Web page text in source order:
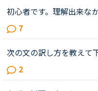
初心者です。理解出来な
out Gabriella's birthday
weekend.James How was
7
次の文の訳し方を教え
a href="https://
ps://nativecamp.net/textbook/page-
page posted a clip
2